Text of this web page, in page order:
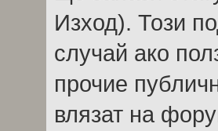
Изход). Този
случай ако
прочие
влязат на